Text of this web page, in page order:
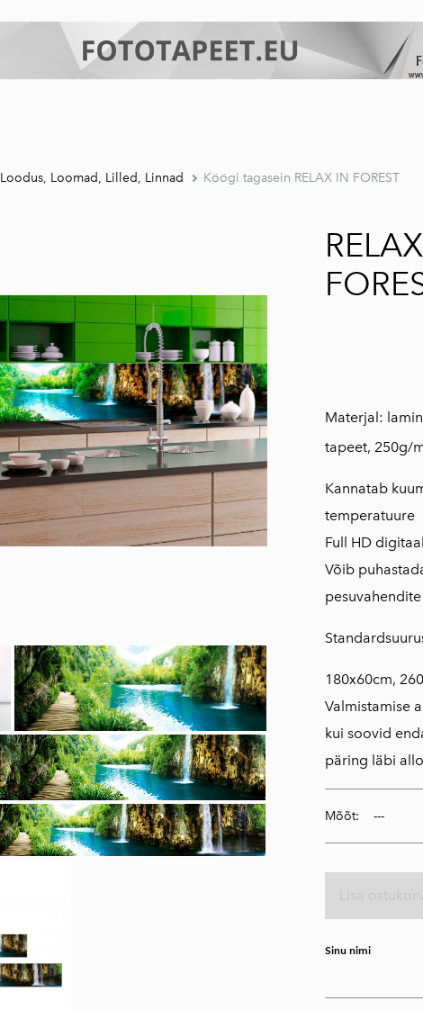
Loodus, Loomad, Lilled, Linnad Köögi tagasein RELAX IN FOREST
Materjal:
tapeet, 250g/
Kannatab
temperatuure
Full HD
Võib
180x60cm,
Valmistamise
kui soovid
päring läbi
Mõõt:
Sinu nimi